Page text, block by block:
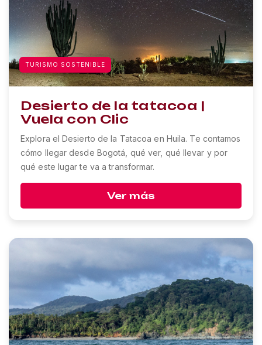
TURISMO SOSTENIBLE
Desierto de la tatacoa |
Vuela con Clic
Explora el Desierto de la Tatacoa en Huila. Te contamos
cómo llegar desde Bogotá, qué ver, qué llevar y por
qué este lugar te va a transformar.
Ver más